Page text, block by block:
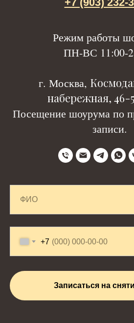
Режим работы
ПН-ВС 11:00-
г. Москва,
набережная, 46-
Посещение шоурума по
записи.
+7
Записаться на